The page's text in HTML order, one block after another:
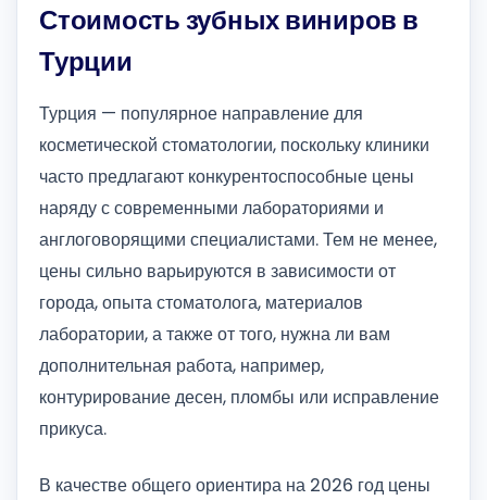
Стоимость зубных виниров в
Турции
Турция — популярное направление для
косметической стоматологии, поскольку клиники
часто предлагают конкурентоспособные цены
наряду с современными лабораториями и
англоговорящими специалистами. Тем не менее,
цены сильно варьируются в зависимости от
города, опыта стоматолога, материалов
лаборатории, а также от того, нужна ли вам
дополнительная работа, например,
контурирование десен, пломбы или исправление
прикуса.
В качестве общего ориентира на 2026 год цены